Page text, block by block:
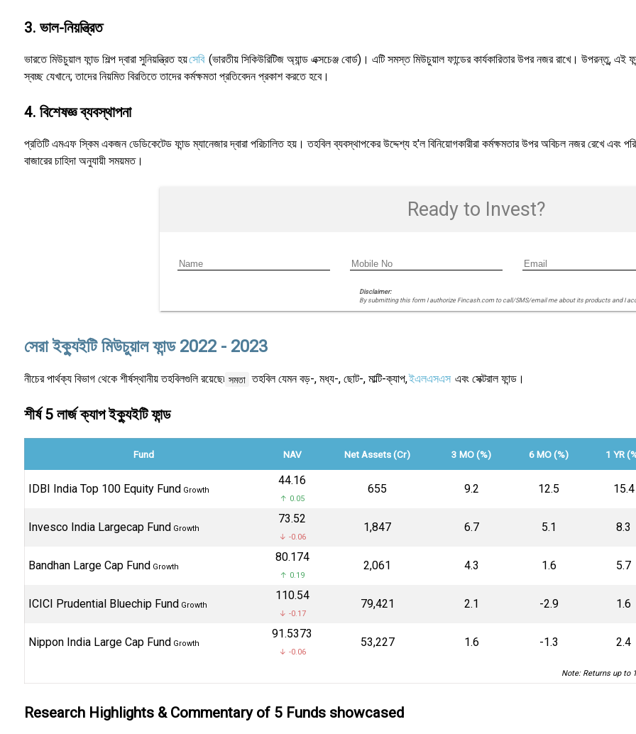
3. ভাল-নিয়ন্ত্রিত
ভারতে মিউচুয়াল ফান্ড শিল্প দ্বারা সুনিয়ন্ত্রিত হয়সেবি (ভারতীয় সিকিউরিটিজ অ্যান্ড এক্সচেঞ্জ বোর্ড)। এটি সমস্ত মিউচুয়াল ফান্ডের কার্যকারিতার উপর নজর রাখে। উপরন্তু, এই
স্বচ্ছ যেখানে; তাদের নিয়মিত বিরতিতে তাদের কর্মক্ষমতা প্রতিবেদন প্রকাশ করতে হবে।
4. বিশেষজ্ঞ ব্যবস্থাপনা
প্রতিটি এমএফ স্কিম একজন ডেডিকেটেড ফান্ড ম্যানেজার দ্বারা পরিচালিত হয়। তহবিল ব্যবস্থাপকের উদ্দেশ্য হ'ল বিনিয়োগকারীরা কর্মক্ষমতার উপর অবিচল নজর রেখে এবং
বাজারের চাহিদা অনুযায়ী সময়মত।
Ready to Invest?
Disclaimer:
By submitting this form I authorize Fincash.com to call/SMS/email me about its products and I
সেরা ইক্যুইটি মিউচুয়াল ফান্ড 2022 - 2023
নীচের পার্থক্য বিভাগ থেকে শীর্ষস্থানীয় তহবিলগুলি রয়েছে৷ সমতা তহবিল যেমন বড়-, মধ্য-, ছোট-, মাল্টি-ক্যাপ,ইএলএসএস এবং সেক্টরাল ফান্ড।
শীর্ষ 5 লার্জ ক্যাপ ইক্যুইটি ফান্ড
Fund NAV Net Assets (Cr) 3 MO (%) 6 MO (%) 1 YR
IDBI India Top 100 Equity Fund Growth
₹44.16
↑ 0.05
₹655 9.2 12.5 15.4
Invesco India Largecap Fund Growth
₹73.52
↓ -0.06
₹1,847 6.7 5.1 8.3
Bandhan Large Cap Fund Growth
₹80.174
↑ 0.19
₹2,061 4.3 1.6 5.7
ICICI Prudential Bluechip Fund Growth
₹110.54
↓ -0.17
₹79,421 2.1 -2.9 1.6
Nippon India Large Cap Fund Growth
₹91.5373
↓ -0.06
₹53,227 1.6 -1.3 2.4
Note: Returns up to
Research Highlights & Commentary of 5 Funds showcased